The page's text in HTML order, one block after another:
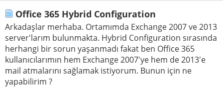
Office 365 Hybrid Configuration
Arkadaşlar merhaba. Ortamımda Exchange 2007 ve 2013
server'larım bulunmakta. Hybrid Configuration sırasında
herhangi bir sorun yaşanmadı fakat ben Office 365
kullanıcılarımın hem Exchange 2007'ye hem de 2013'e
mail atmalarını sağlamak istiyorum. Bunun için ne
yapabilirim ?